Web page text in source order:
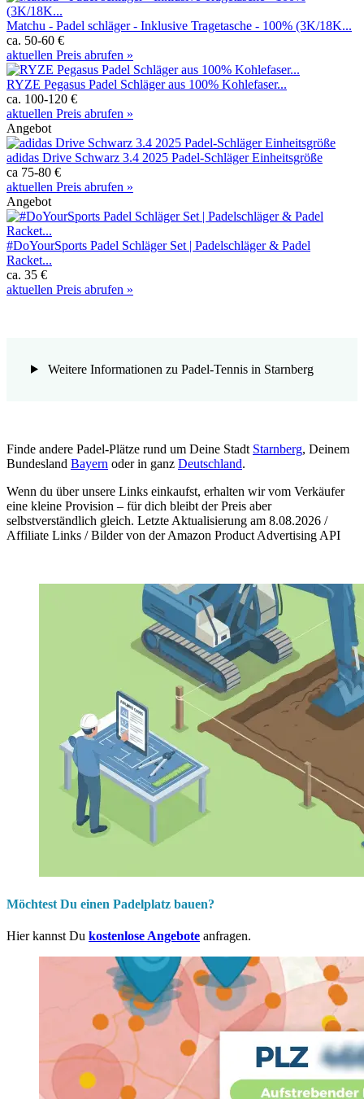
Matchu - Padel schläger - Inklusive Tragetasche - 100% (3K/18K...
ca. 50-60 €
aktuellen Preis abrufen »
RYZE Pegasus Padel Schläger aus 100% Kohlefaser...
ca. 100-120 €
aktuellen Preis abrufen »
Angebot
adidas Drive Schwarz 3.4 2025 Padel-Schläger Einheitsgröße
ca 75-80 €
aktuellen Preis abrufen »
Angebot
#DoYourSports Padel Schläger Set | Padelschläger & Padel
Racket...
ca. 35 €
aktuellen Preis abrufen »
Weitere Informationen zu Padel-Tennis in Starnberg
Finde andere Padel-Plätze rund um Deine Stadt Starnberg, Deinem
Bundesland Bayern oder in ganz Deutschland.
Wenn du über unsere Links einkaufst, erhalten wir vom Verkäufer
eine kleine Provision – für dich bleibt der Preis aber
selbstverständlich gleich. Letzte Aktualisierung am 8.08.2026 /
Affiliate Links / Bilder von der Amazon Product Advertising API
Möchtest Du einen Padelplatz bauen?
Hier kannst Du kostenlose Angebote anfragen.